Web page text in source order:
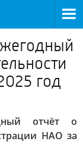
год
отчёт о
НАО за